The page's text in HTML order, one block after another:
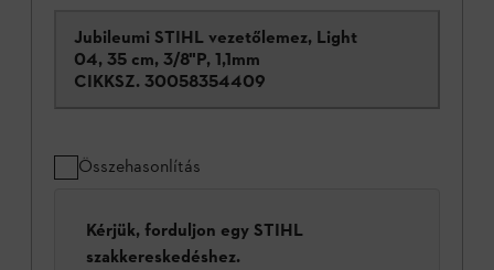
Jubileumi STIHL vezetőlemez, Light
04, 35 cm, 3/8"P, 1,1mm
CIKKSZ. 30058354409
Összehasonlítás
Kérjük, forduljon egy STIHL
szakkereskedéshez.